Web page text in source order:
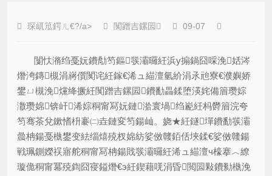
琛屼笟鍔ㄦ€?/a> 闃蹭吉鏍囩 09-07
闅忕潃绉戞妧鐨勪笉鏂彂灞曪紝浜у搧鍋囧啋浼姡涔
熸洿鏄槻涓嶈儨闃诧紝鎵€浠ュ緢澶氫紒涓氶兘寮€濮嬩娇
鐢ㄩ槻浼爣绛撅紝闃蹭吉鏍囩鐨勫畾鍒堕渶姹備篃瓒婃
潵瓒婂锛屽浠婃秱甯冩妧鏈湁寰堝绉嶏紝杩欎篃浣夸
笉骞茶兌鏉愭枡褰㈡垚鏈変笉鍚屾。娆★紝鐩墠鐨勫彂灞
曟柟鍚戞槸鐢变紶缁熺殑杈婂紡娑傚竷銆佸埉鍒€娑傚竷鍚
戦珮鍘嬫祦寤舵秱甯冩柟鍚戝彂灞曪紝浠ュ緢澶ч檺搴︿繚
璇佹秱甯冪殑鍧囧寑鎰熸€э紝鍥藉唴涓昏閲囩敤鐨勬槸浼